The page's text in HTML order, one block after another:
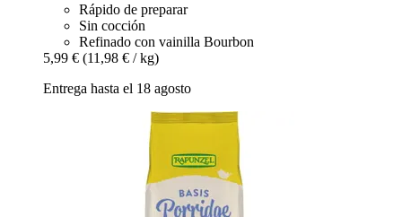
Rápido de preparar
Sin cocción
Refinado con vainilla Bourbon
5,99 € (11,98 € / kg)
Entrega hasta el 18 agosto